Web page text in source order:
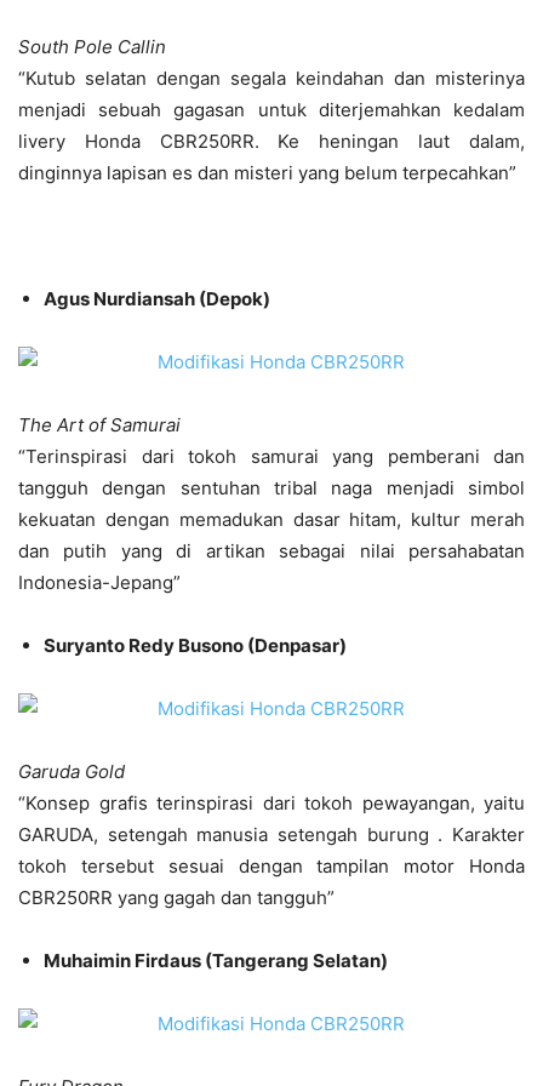
South Pole Callin
“Kutub selatan dengan segala keindahan dan misterinya
menjadi sebuah gagasan untuk diterjemahkan kedalam
livery Honda CBR250RR. Ke heningan laut dalam,
dinginnya lapisan es dan misteri yang belum terpecahkan”
Agus Nurdiansah (Depok)
The Art of Samurai
“Terinspirasi dari tokoh samurai yang pemberani dan
tangguh dengan sentuhan tribal naga menjadi simbol
kekuatan dengan memadukan dasar hitam, kultur merah
dan putih yang di artikan sebagai nilai persahabatan
Indonesia-Jepang”
Suryanto Redy Busono (Denpasar)
Garuda Gold
“Konsep grafis terinspirasi dari tokoh pewayangan, yaitu
GARUDA, setengah manusia setengah burung . Karakter
tokoh tersebut sesuai dengan tampilan motor Honda
CBR250RR yang gagah dan tangguh”
Muhaimin Firdaus (Tangerang Selatan)